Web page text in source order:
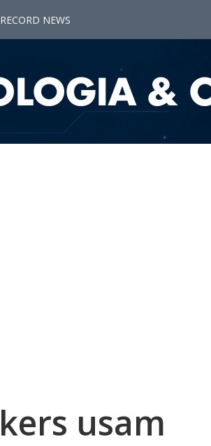
RECORD NEWS
usam